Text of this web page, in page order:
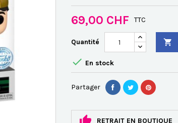
69,00 CHF TTC
Quantité 
 En stock
Partager
RETRAIT EN BOUTIQUE